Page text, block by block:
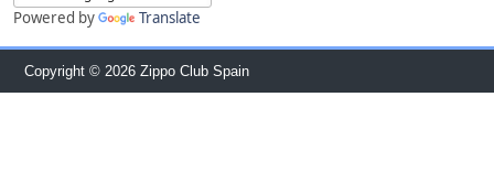
Powered by Translate
Copyright © 2026 Zippo Club Spain